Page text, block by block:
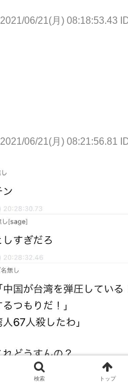
2021/06/21(月) 08:18:53.43
2021/06/21(月) 08:21:56.81
検索 トップ